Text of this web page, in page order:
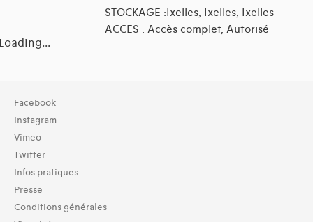
STOCKAGE :Ixelles, Ixelles, Ixelles
ACCES : Accès complet, Autorisé
Collection
TOUT (23)
Archives (23)
Typologies documents
Séries (activités) (1)
01-architecture domestique (33)
Facebook
Instagram
Vimeo
Twitter
Infos pratiques
Presse
Conditions générales